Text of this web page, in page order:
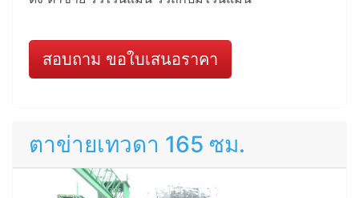
สอบถาม ขอใบเสนอราคา
ตาข่ายเทวดา 165 ซม.